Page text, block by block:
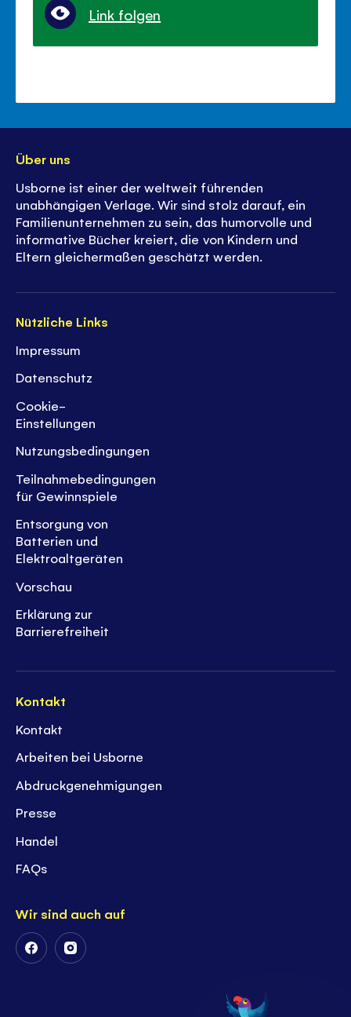
Link folgen
Nützliche Links
Impressum
Datenschutz
Cookie-
Einstellungen
Nutzungsbedingungen
Teilnahmebedingungen
für Gewinnspiele
Entsorgung von
Batterien und
Elektroaltgeräten
Vorschau
Erklärung zur
Barrierefreiheit
Kontakt
Kontakt
Arbeiten bei Usborne
Abdruckgenehmigungen
Presse
Handel
FAQs
Wir sind auch auf
FollowFollow
Über uns
Usborne ist einer der weltweit führenden
unabhängigen Verlage. Wir sind stolz darauf, ein
Familienunternehmen zu sein, das humorvolle und
informative Bücher kreiert, die von Kindern und
Eltern gleichermaßen geschätzt werden.